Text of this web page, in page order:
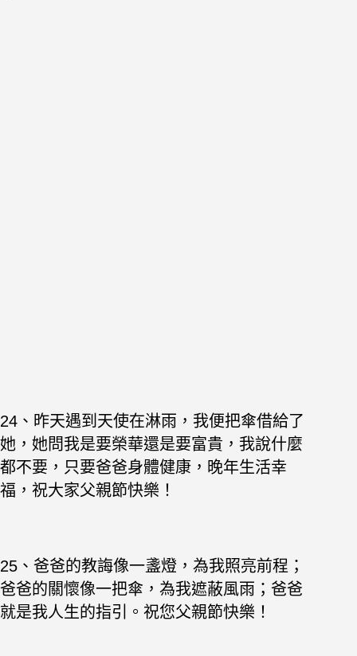
24、昨天遇到天使在淋雨，我便把傘借給了
她，她問我是要榮華還是要富貴，我說什麼
都不要，只要爸爸身體健康，晚年生活幸
福，祝大家父親節快樂！
25、爸爸的教誨像一盞燈，為我照亮前程；
爸爸的關懷像一把傘，為我遮蔽風雨；爸爸
就是我人生的指引。祝您父親節快樂！